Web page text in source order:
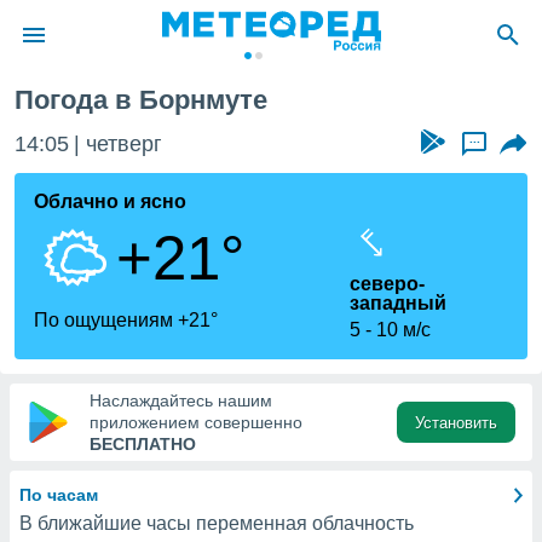
о
Вы можете
к этому
доступ
Погода в Борнмуте
14:05 четверг ...
Облачно и ясно
+21°
По ощущениям +21°
северо-
западный
5
10 м/с
Наслаждайтесь нашим
приложением совершенно
БЕСПЛАТНО
Установить
По часам
В ближайшие часы переменная облачность